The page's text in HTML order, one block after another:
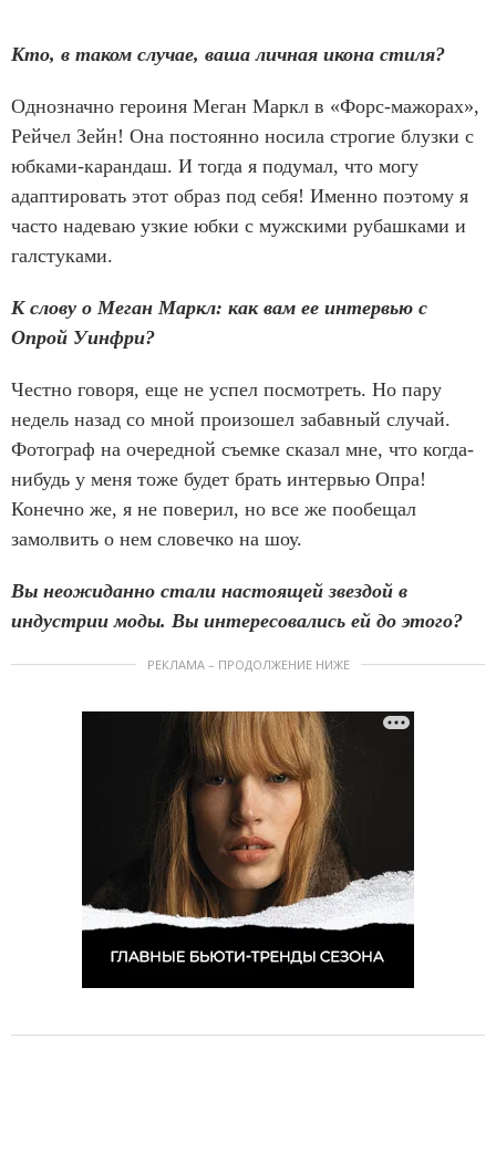
Кто, в таком случае, ваша личная икона стиля?
Однозначно героиня Меган Маркл в «Форс-мажорах»,
Рейчел Зейн! Она постоянно носила строгие блузки с
юбками-карандаш. И тогда я подумал, что могу
адаптировать этот образ под себя! Именно поэтому я
часто надеваю узкие юбки с мужскими рубашками и
галстуками.
К слову о Меган Маркл: как вам ее интервью с
Опрой Уинфри?
Честно говоря, еще не успел посмотреть. Но пару
недель назад со мной произошел забавный случай.
Фотограф на очередной съемке сказал мне, что когда-
нибудь у меня тоже будет брать интервью Опра!
Конечно же, я не поверил, но все же пообещал
замолвить о нем словечко на шоу.
Вы неожиданно стали настоящей звездой в
индустрии моды. Вы интересовались ей до этого?
РЕКЛАМА – ПРОДОЛЖЕНИЕ НИЖЕ